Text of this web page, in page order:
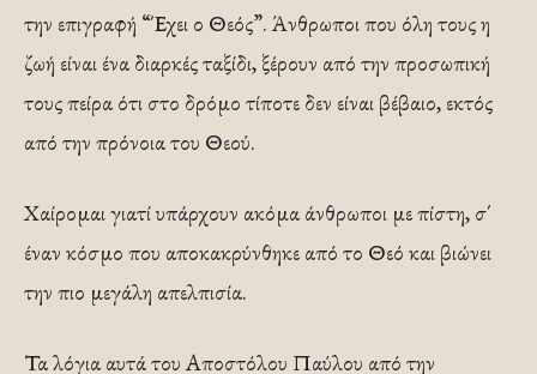
την επιγραφή “Έχει ο Θεός”. Άνθρωποι που όλη τους η
ζωή είναι ένα διαρκές ταξίδι, ξέρουν από την προσωπική
τους πείρα ότι στο δρόμο τίποτε δεν είναι βέβαιο, εκτός
από την πρόνοια του Θεού.
Χαίρομαι γιατί υπάρχουν ακόμα άνθρωποι με πίστη, σ΄
έναν κόσμο που αποκακρύνθηκε από το Θεό και βιώνει
την πιο μεγάλη απελπισία.
Τα λόγια αυτά του Αποστόλου Παύλου από την